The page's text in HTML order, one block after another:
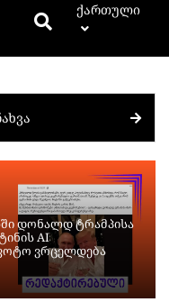
Ქართული
დონალდ ტრამპისა
AI
ვრცელდება